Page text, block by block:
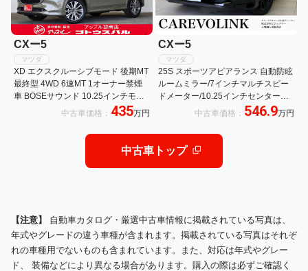
CXー5
マツダ
XD エクスクルーシブモード 後期MT
最終型 4WD 6速MT 1オーナー禁煙
車 BOSEサウンド 10.25インチモニ
ターマツダコネクトTV 360°カメラ
トヒーター ベンチレーション
中古車価格： 435万円
CXー5
マツダ
25S スポーツアピアランス 自動防眩
ルームミラー/7インチマルチスピー
ドメーター/10.25インチセンターデ
ィスプレイ/ステアリングシフトスイ
ウンドシステム
中古車価格： 546.9万円
中古車トップ
【注意】 自動車カタログ・厳選中古車情報に掲載されている写真は、
年式やグレードの違う車種が含まれます。掲載されている写真はそれぞ
れの車種用でないものも含まれています。また、対応は年式やグレー
ド、 装備などにより異なる場合があります。購入の際は必ずご確認く